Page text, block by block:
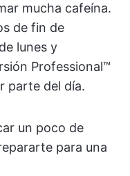
mucha cafeína.
de fin de
lunes y
Professional™
parte del día.
un poco de
para una